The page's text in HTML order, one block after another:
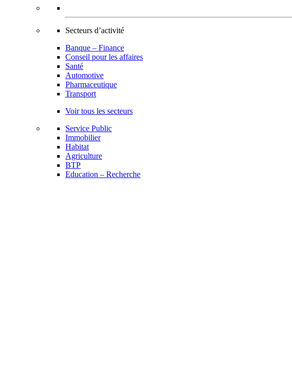
Secteurs d’activité
Banque – Finance
Conseil pour les affaires
Santé
Automotive
Pharmaceutique
Transport
Voir tous les secteurs
Service Public
Immobilier
Habitat
Agriculture
BTP
Education – Recherche